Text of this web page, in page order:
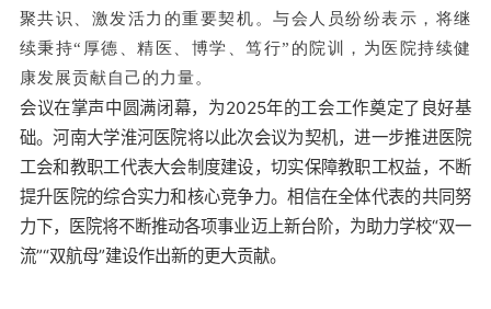
聚共识、激发活力的重要契机。与会人员纷纷表示，将继
续秉持“厚德、精医、博学、笃行”的院训，为医院持续健
康发展贡献自己的力量。
会议在掌声中圆满闭幕，为2025年的工会工作奠定了良好基
础。河南大学淮河医院将以此次会议为契机，进一步推进医院
工会和教职工代表大会制度建设，切实保障教职工权益，不断
提升医院的综合实力和核心竞争力。相信在全体代表的共同努
力下，医院将不断推动各项事业迈上新台阶，为助力学校“双一
流”“双航母”建设作出新的更大贡献。